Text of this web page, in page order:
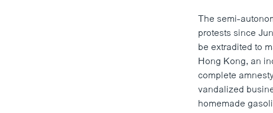
The semi-
protests since
be extradited to
Hong Kong, an
complete
vandalized
homemade